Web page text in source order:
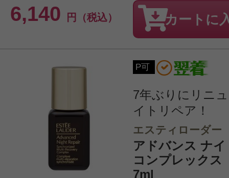
6,140 円（税込） カートに
P可
7年ぶりにリニ
イトリペア！
エスティローダー
アドバンス ナ
コンプレックス
7ml